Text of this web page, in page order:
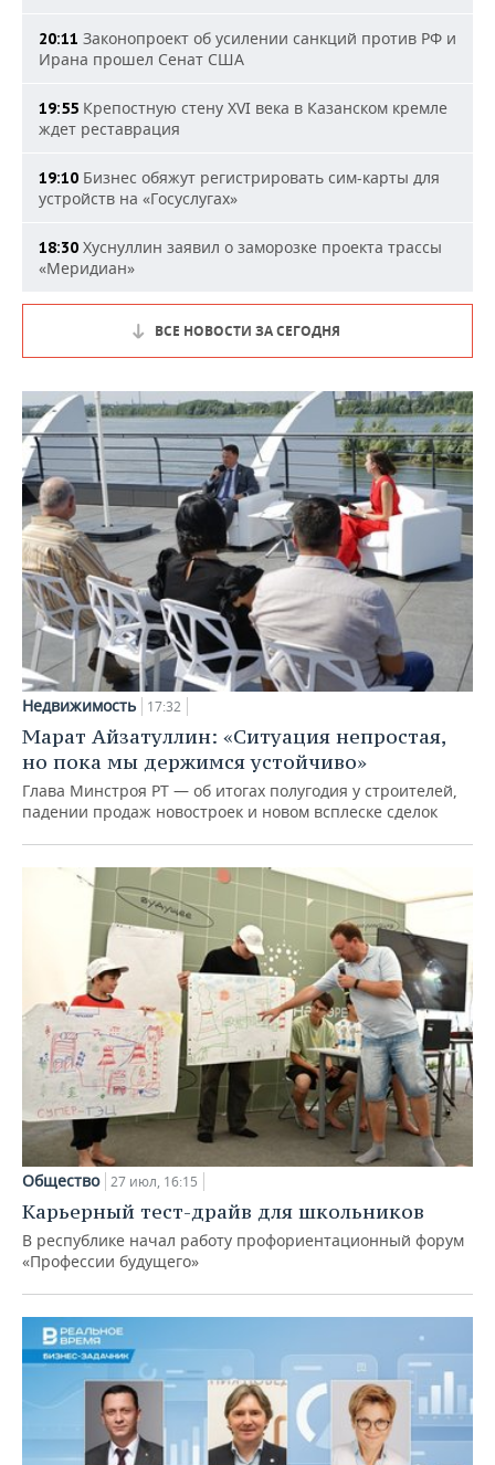
20:11 Законопроект об усилении санкций против РФ и
Ирана прошел Сенат США
19:55 Крепостную стену XVI века в Казанском кремле
ждет реставрация
19:10 Бизнес обяжут регистрировать сим-карты для
устройств на «Госуслугах»
18:30 Хуснуллин заявил о заморозке проекта трассы
«Меридиан»
ВСЕ НОВОСТИ ЗА СЕГОДНЯ
Недвижимость 17:32
Марат Айзатуллин: «Ситуация непростая,
но пока мы держимся устойчиво»
Глава Минстроя РТ — об итогах полугодия у строителей,
падении продаж новостроек и новом всплеске сделок
Общество 27 июл, 16:15
Карьерный тест-драйв для школьников
В республике начал работу профориентационный форум
«Профессии будущего»